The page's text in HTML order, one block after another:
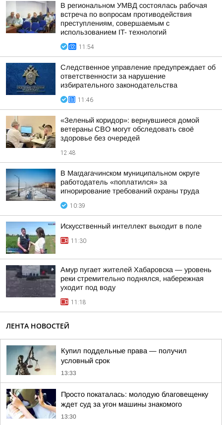
В региональном УМВД состоялась рабочая
встреча по вопросам противодействия
преступлениям, совершаемым с
использованием IT- технологий
11:54
Следственное управление предупреждает об
ответственности за нарушение
избирательного законодательства
11:46
«Зеленый коридор»: вернувшиеся домой
ветераны СВО могут обследовать своё
здоровье без очередей
12:48
В Магдагачинском муниципальном округе
работодатель «поплатился» за
игнорирование требований охраны труда
10:39
Искусственный интеллект выходит в поле
11:30
Амур пугает жителей Хабаровска — уровень
реки стремительно поднялся, набережная
уходит под воду
11:18
ЛЕНТА НОВОСТЕЙ
Купил поддельные права — получил
условный срок
13:33
Просто покаталась: молодую благовещенку
ждет суд за угон машины знакомого
13:30